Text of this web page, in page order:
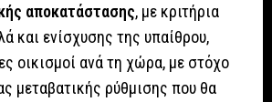
αποκατάστασης, με κριτήρια
και ενίσχυσης της υπαίθρου,
οικισμοί ανά τη χώρα, με στόχο
μεταβατικής ρύθμισης που θα